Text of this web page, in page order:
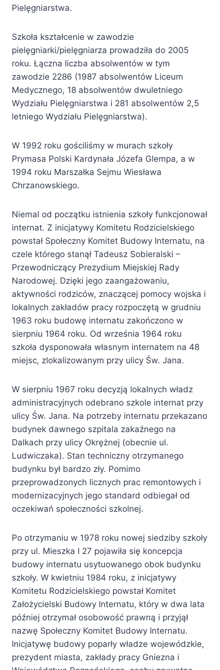
Pielęgniarstwa.
Szkoła kształcenie w zawodzie
pielęgniarki/pielęgniarza prowadziła do 2005
roku. Łączna liczba absolwentów w tym
zawodzie 2286 (1987 absolwentów Liceum
Medycznego, 18 absolwentów dwuletniego
Wydziału Pielęgniarstwa i 281 absolwentów 2,5
letniego Wydziału Pielęgniarstwa).
W 1992 roku gościliśmy w murach szkoły
Prymasa Polski Kardynała Józefa Glempa, a w
1994 roku Marszałka Sejmu Wiesława
Chrzanowskiego.
Niemal od początku istnienia szkoły funkcjonował
internat. Z inicjatywy Komitetu Rodzicielskiego
powstał Społeczny Komitet Budowy Internatu, na
czele którego stanął Tadeusz Sobieralski –
Przewodniczący Prezydium Miejskiej Rady
Narodowej. Dzięki jego zaangażowaniu,
aktywności rodziców, znaczącej pomocy wojska i
lokalnych zakładów pracy rozpoczętą w grudniu
1963 roku budowę internatu zakończono w
sierpniu 1964 roku. Od września 1964 roku
szkoła dysponowała własnym internatem na 48
miejsc, zlokalizowanym przy ulicy Św. Jana.
W sierpniu 1967 roku decyzją lokalnych władz
administracyjnych odebrano szkole internat przy
ulicy Św. Jana. Na potrzeby internatu przekazano
budynek dawnego szpitala zakaźnego na
Dalkach przy ulicy Okrężnej (obecnie ul.
Ludwiczaka). Stan techniczny otrzymanego
budynku był bardzo zły. Pomimo
przeprowadzonych licznych prac remontowych i
modernizacyjnych jego standard odbiegał od
oczekiwań społeczności szkolnej.
Po otrzymaniu w 1978 roku nowej siedziby szkoły
przy ul. Mieszka I 27 pojawiła się koncepcja
budowy internatu usytuowanego obok budynku
szkoły. W kwietniu 1984 roku, z inicjatywy
Komitetu Rodzicielskiego powstał Komitet
Założycielski Budowy Internatu, który w dwa lata
później otrzymał osobowość prawną i przyjął
nazwę Społeczny Komitet Budowy Internatu.
Inicjatywę budowy poparły władze wojewódzkie,
prezydent miasta, zakłady pracy Gniezna i